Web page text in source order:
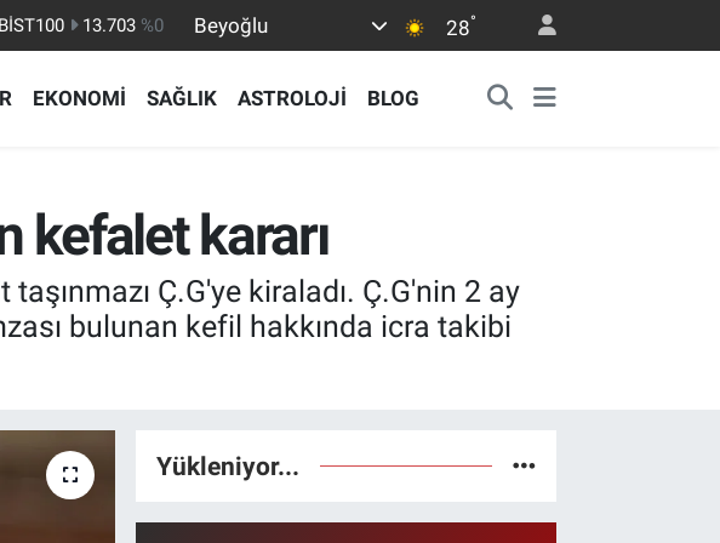
64.475,47 %0.66
55,0700
%0.1
BİST100
13.703 %0
Beyoğlu 28°
EKONOMİ SAĞLIK ASTROLOJİ BLOG
kefalet kararı
Ç.G'ye kiraladı. Ç.G'nin 2 ay
bulunan kefil hakkında icra takibi
Yükleniyor...